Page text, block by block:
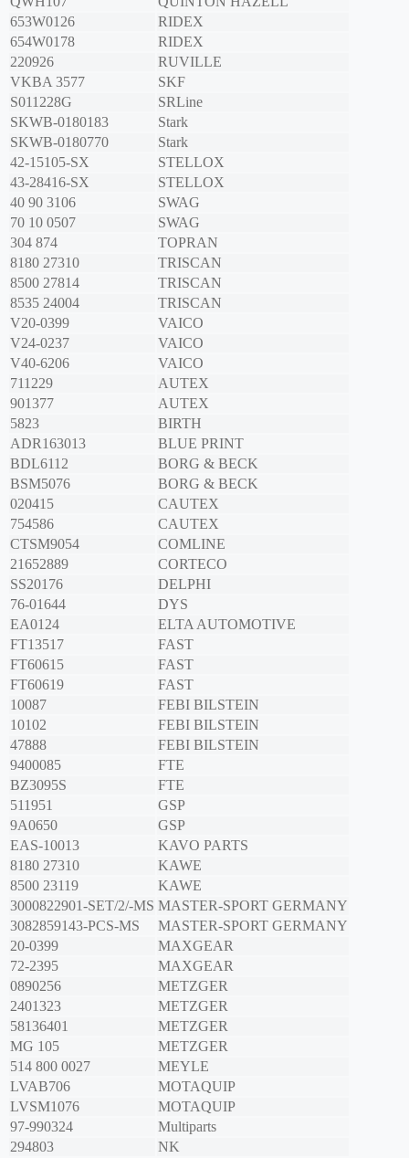
653W0126
RIDEX
654W0178
RIDEX
220926
RUVILLE
VKBA 3577
SKF
S011228G
SRLine
SKWB-0180183
Stark
SKWB-0180770
Stark
42-15105-SX
STELLOX
43-28416-SX
STELLOX
40 90 3106
SWAG
70 10 0507
SWAG
304 874
TOPRAN
8180 27310
TRISCAN
8500 27814
TRISCAN
8535 24004
TRISCAN
V20-0399
VAICO
V24-0237
VAICO
V40-6206
VAICO
711229
AUTEX
901377
AUTEX
5823
BIRTH
ADR163013
BLUE PRINT
BDL6112
BORG & BECK
BSM5076
BORG & BECK
020415
CAUTEX
754586
CAUTEX
CTSM9054
COMLINE
21652889
CORTECO
SS20176
DELPHI
76-01644
DYS
EA0124
ELTA AUTOMOTIVE
FT13517
FAST
FT60615
FAST
FT60619
FAST
10087
FEBI BILSTEIN
10102
FEBI BILSTEIN
47888
FEBI BILSTEIN
9400085
FTE
BZ3095S
FTE
511951
GSP
9A0650
GSP
EAS-10013
KAVO PARTS
8180 27310
KAWE
8500 23119
KAWE
3000822901-SET/2/-MS MASTER-SPORT GERMANY
3082859143-PCS-MS
MASTER-SPORT GERMANY
20-0399
MAXGEAR
72-2395
MAXGEAR
0890256
METZGER
2401323
METZGER
58136401
METZGER
MG 105
METZGER
514 800 0027
MEYLE
LVAB706
MOTAQUIP
LVSM1076
MOTAQUIP
97-990324
Multiparts
294803
NK